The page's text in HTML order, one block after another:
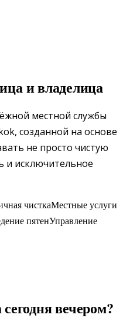
и владелица
местной службы
созданной на основе
не просто чистую
и исключительное
чисткаМестные услуги
пятенУправление
вечером?